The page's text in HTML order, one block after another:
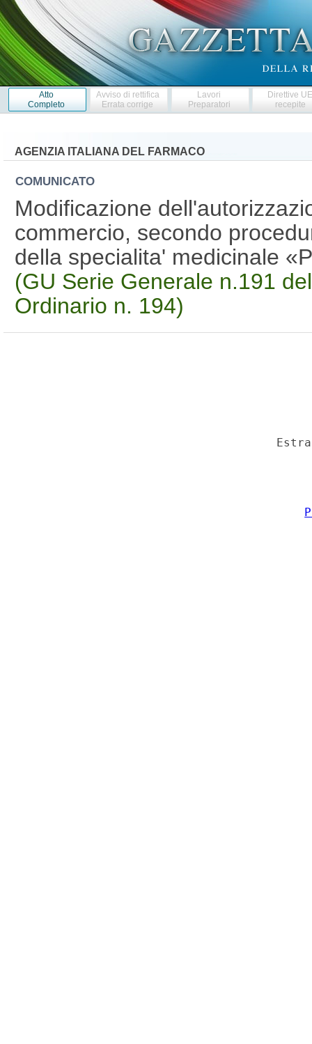
Atto
Completo
Avviso di rettifica
Errata corrige
Lavori
Preparatori
Direttive
recepite
AGENZIA ITALIANA DEL FARMACO
COMUNICATO
Modificazione
commercio, secondo
della specialita' medicinale
(GU Serie Generale n.191
Ordinario n. 194)